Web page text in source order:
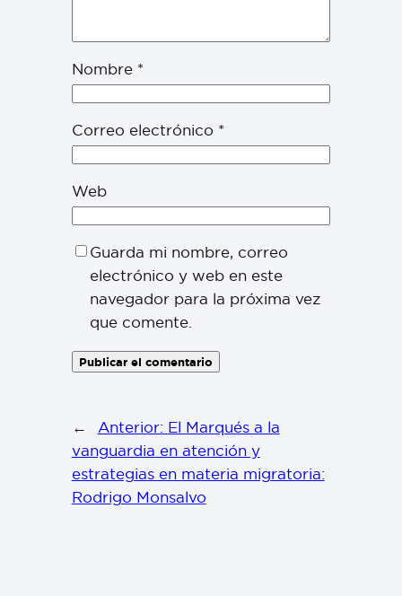
Nombre *
Correo electrónico *
Web
Guarda mi nombre, correo
electrónico y web en este
navegador para la próxima vez
que comente.
← Anterior: El Marqués a la
vanguardia en atención y
estrategias en materia migratoria:
Rodrigo Monsalvo